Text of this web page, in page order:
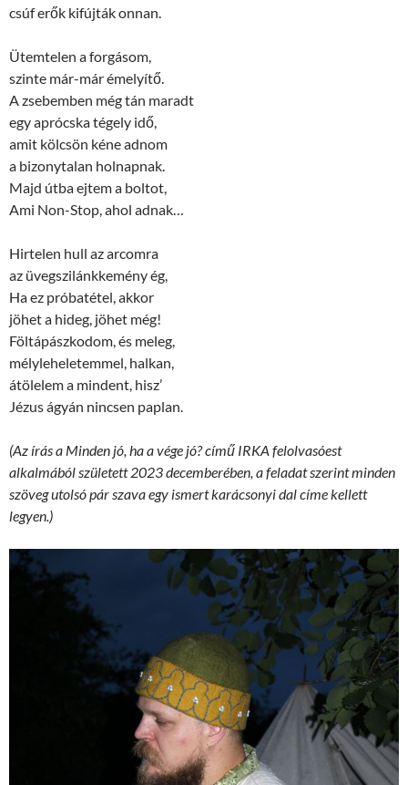
csúf erők kifújták onnan.
Ütemtelen a forgásom,
szinte már-már émelyítő.
A zsebemben még tán maradt
egy aprócska tégely idő,
amit kölcsön kéne adnom
a bizonytalan holnapnak.
Majd útba ejtem a boltot,
Ami Non-Stop, ahol adnak…
Hirtelen hull az arcomra
az üvegszilánkkemény ég,
Ha ez próbatétel, akkor
jöhet a hideg, jöhet még!
Föltápászkodom, és meleg,
mélyleheletemmel, halkan,
átölelem a mindent, hisz’
Jézus ágyán nincsen paplan.
(Az írás a Minden jó, ha a vége jó? című IRKA felolvasóest
alkalmából született 2023 decemberében, a feladat szerint minden
szöveg utolsó pár szava egy ismert karácsonyi dal címe kellett
legyen.)